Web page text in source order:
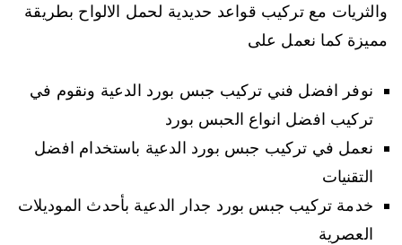
والثريات مع تركيب قواعد حديدية لحمل الالواح بطريقة
مميزة كما نعمل على
نوفر افضل فني تركيب جبس بورد الدعية ونقوم في
تركيب افضل انواع الحبس بورد
نعمل في تركيب جبس بورد الدعية باستخدام افضل
التقنيات
خدمة تركيب جبس بورد جدار الدعية بأحدث الموديلات
العصرية